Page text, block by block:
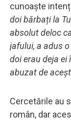
cunoaște
doi bărbați la
absolut deloc
jafului, a adus
doi erau deja ei
abuzat de
Cercetările au
român, dar